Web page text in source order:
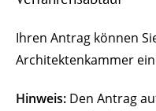
Ihren Antrag können
Architektenkammer
Hinweis: Den Antrag